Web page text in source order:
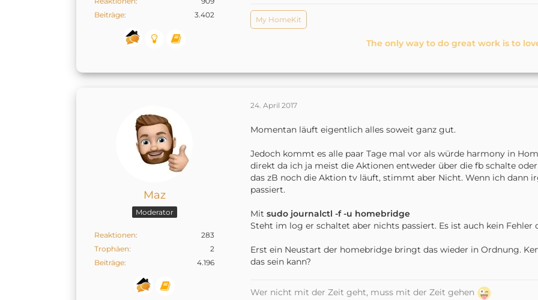
Beiträge
3.402
My HomeKit
The only way to do great work is to
Maz
Moderator
Reaktionen
283
Trophäen
2
Beiträge
4.196
24. April 2017
Momentan läuft eigentlich alles soweit ganz gut.
Jedoch kommt es alle paar Tage mal vor als würde harmony in
direkt da ich ja meist die Aktionen entweder über die fb schalte
das zB noch die Aktion tv läuft, stimmt aber Nicht. Wenn ich dann
passiert.
Mit sudo journalctl -f -u homebridge
Steht im log er schaltet aber nichts passiert. Es ist auch kein Fehler
Erst ein Neustart der homebridge bringt das wieder in Ordnung.
das sein kann?
Wer nicht mit der Zeit geht, muss mit der Zeit gehen